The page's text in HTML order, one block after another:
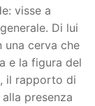
visse a
Di lui
una cerva che
e la figura del
il rapporto di
presenza